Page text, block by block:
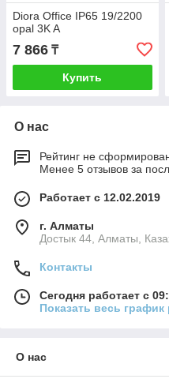
Diora Office IP65 19/2200
opal 3K A
7 866 ₸
Купить
О нас
Рейтинг не
Менее 5 отзывов за
Работает с 12.02.2019
г. Алматы
Достык 44, Алматы,
Контакты
Сегодня работает с
Показать весь
О нас